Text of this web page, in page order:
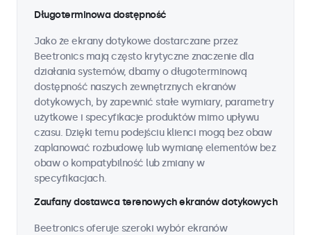
Długoterminowa dostępność
Jako że ekrany dotykowe dostarczane przez
Beetronics mają często krytyczne znaczenie dla
działania systemów, dbamy o długoterminową
dostępność naszych zewnętrznych ekranów
dotykowych, by zapewnić stałe wymiary, parametry
użytkowe i specyfikacje produktów mimo upływu
czasu. Dzięki temu podejściu klienci mogą bez obaw
zaplanować rozbudowę lub wymianę elementów bez
obaw o kompatybilność lub zmiany w
specyfikacjach.
Zaufany dostawca terenowych ekranów dotykowych
Beetronics oferuje szeroki wybór ekranów